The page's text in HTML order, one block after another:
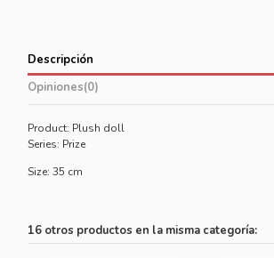
Descripción
Opiniones(0)
Product: Plush doll
Series: Prize
Size: 35 cm
16 otros productos en la misma categoría: